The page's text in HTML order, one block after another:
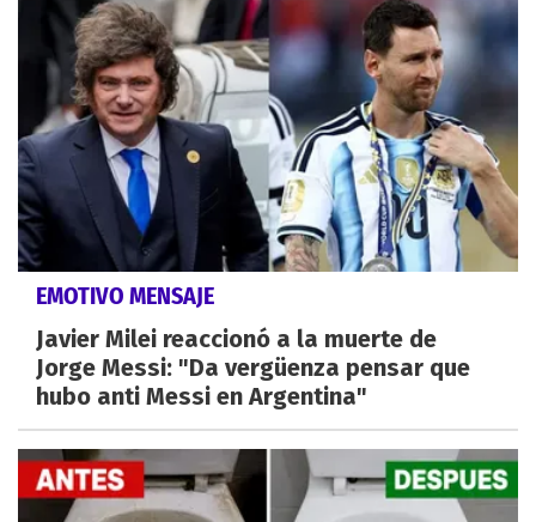
EMOTIVO MENSAJE
Javier Milei reaccionó a la muerte de
Jorge Messi: "Da vergüenza pensar que
hubo anti Messi en Argentina"